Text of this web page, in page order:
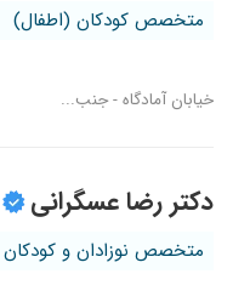
متخصص کودکان (اطفال)
خیابان آمادگاه - جنب...
دکتر رضا عسگرانی
متخصص نوزادان و کودکان